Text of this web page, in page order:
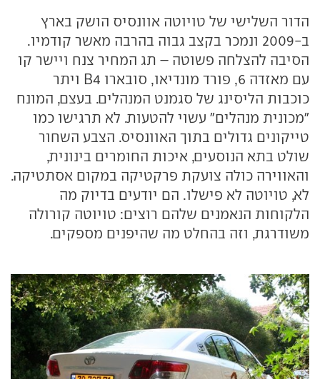
הדור השלישי של טויוטה אוונסיס הושק בארץ
ב-2009 ונמכר בקצב גבוה בהרבה מאשר קודמיו.
הסיבה להצלחה פשוטה – תג המחיר צנח ויישר קו
עם מאזדה 6, פורד מונדיאו, סובארו
B4 ויתר
כוכבות הליסינג של סגמנט המנהלים. בעצם, המונח
"מכונית מנהלים" עשוי להטעות. לא תרגישו כמו
טייקונים גדולים בתוך האוונסיס. הצבע השחור
שולט בתא הנוסעים, איכות החומרים בינונית,
והאווירה כולה צועקת פרקטיקה במקום אסתטיקה.
לא, טויוטה לא פישלו. הם יודעים בדיוק מה
הלקוחות הנאמנים שלהם רוצים: טויוטה קורולה
משודרגת, וזה בהחלט מה שהיפנים מספקים.